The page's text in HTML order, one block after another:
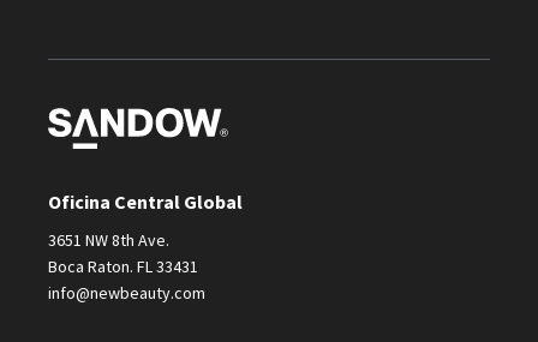
Oficina Central Global
3651 NW 8th Ave.
Boca Raton. FL 33431
info@newbeauty.com